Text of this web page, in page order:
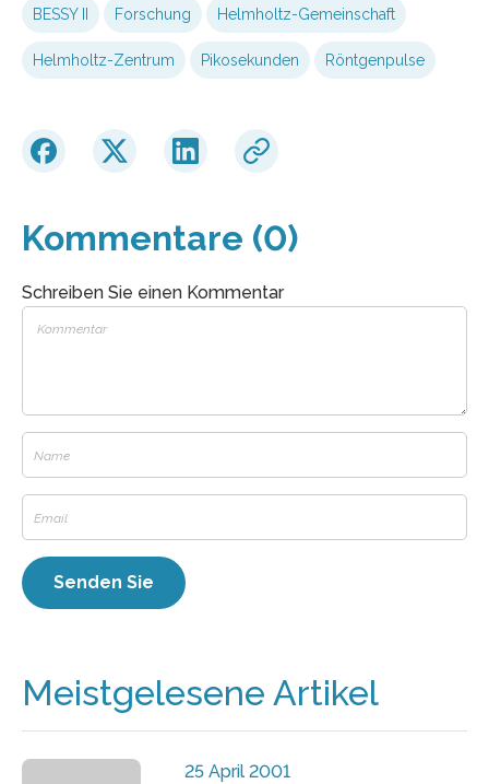
BESSY II Forschung Helmholtz-Gemeinschaft
Helmholtz-Zentrum Pikosekunden Röntgenpulse
Kommentare (0)
Schreiben Sie einen Kommentar
Meistgelesene Artikel
25 April 2001